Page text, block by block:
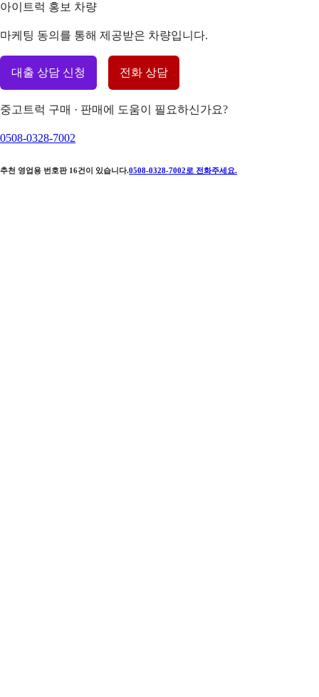
아이트럭 홍보 차량
마케팅 동의를 통해 제공받은 차량입니다.
대출 상담 신청 전화 상담
중고트럭 구매 · 판매에 도움이 필요하신가요?
0508-0328-7002
추천 영업용 번호판 16건이 있습니다.0508-0328-7002 로 전화주세요.